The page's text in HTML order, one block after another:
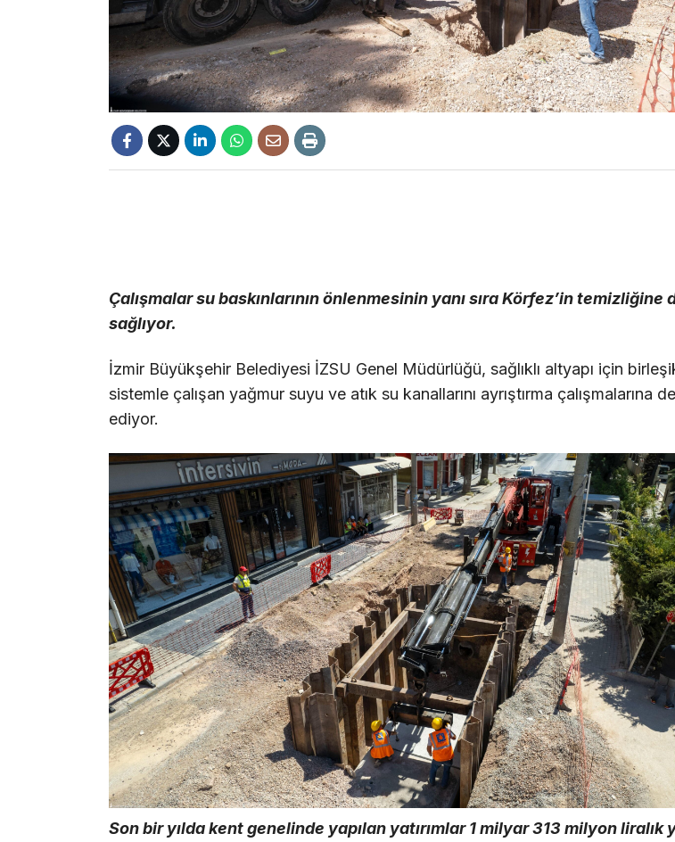
Çalışmalar su baskınlarının önlenmesinin yanı sıra Körfez’in temizliğine
sağlıyor.
İzmir Büyükşehir Belediyesi İZSU Genel Müdürlüğü, sağlıklı altyapı için
sistemle çalışan yağmur suyu ve atık su kanallarını ayrıştırma çalışmalarına
ediyor.
Son bir yılda kent genelinde yapılan yatırımlar 1 milyar 313 milyon liralık